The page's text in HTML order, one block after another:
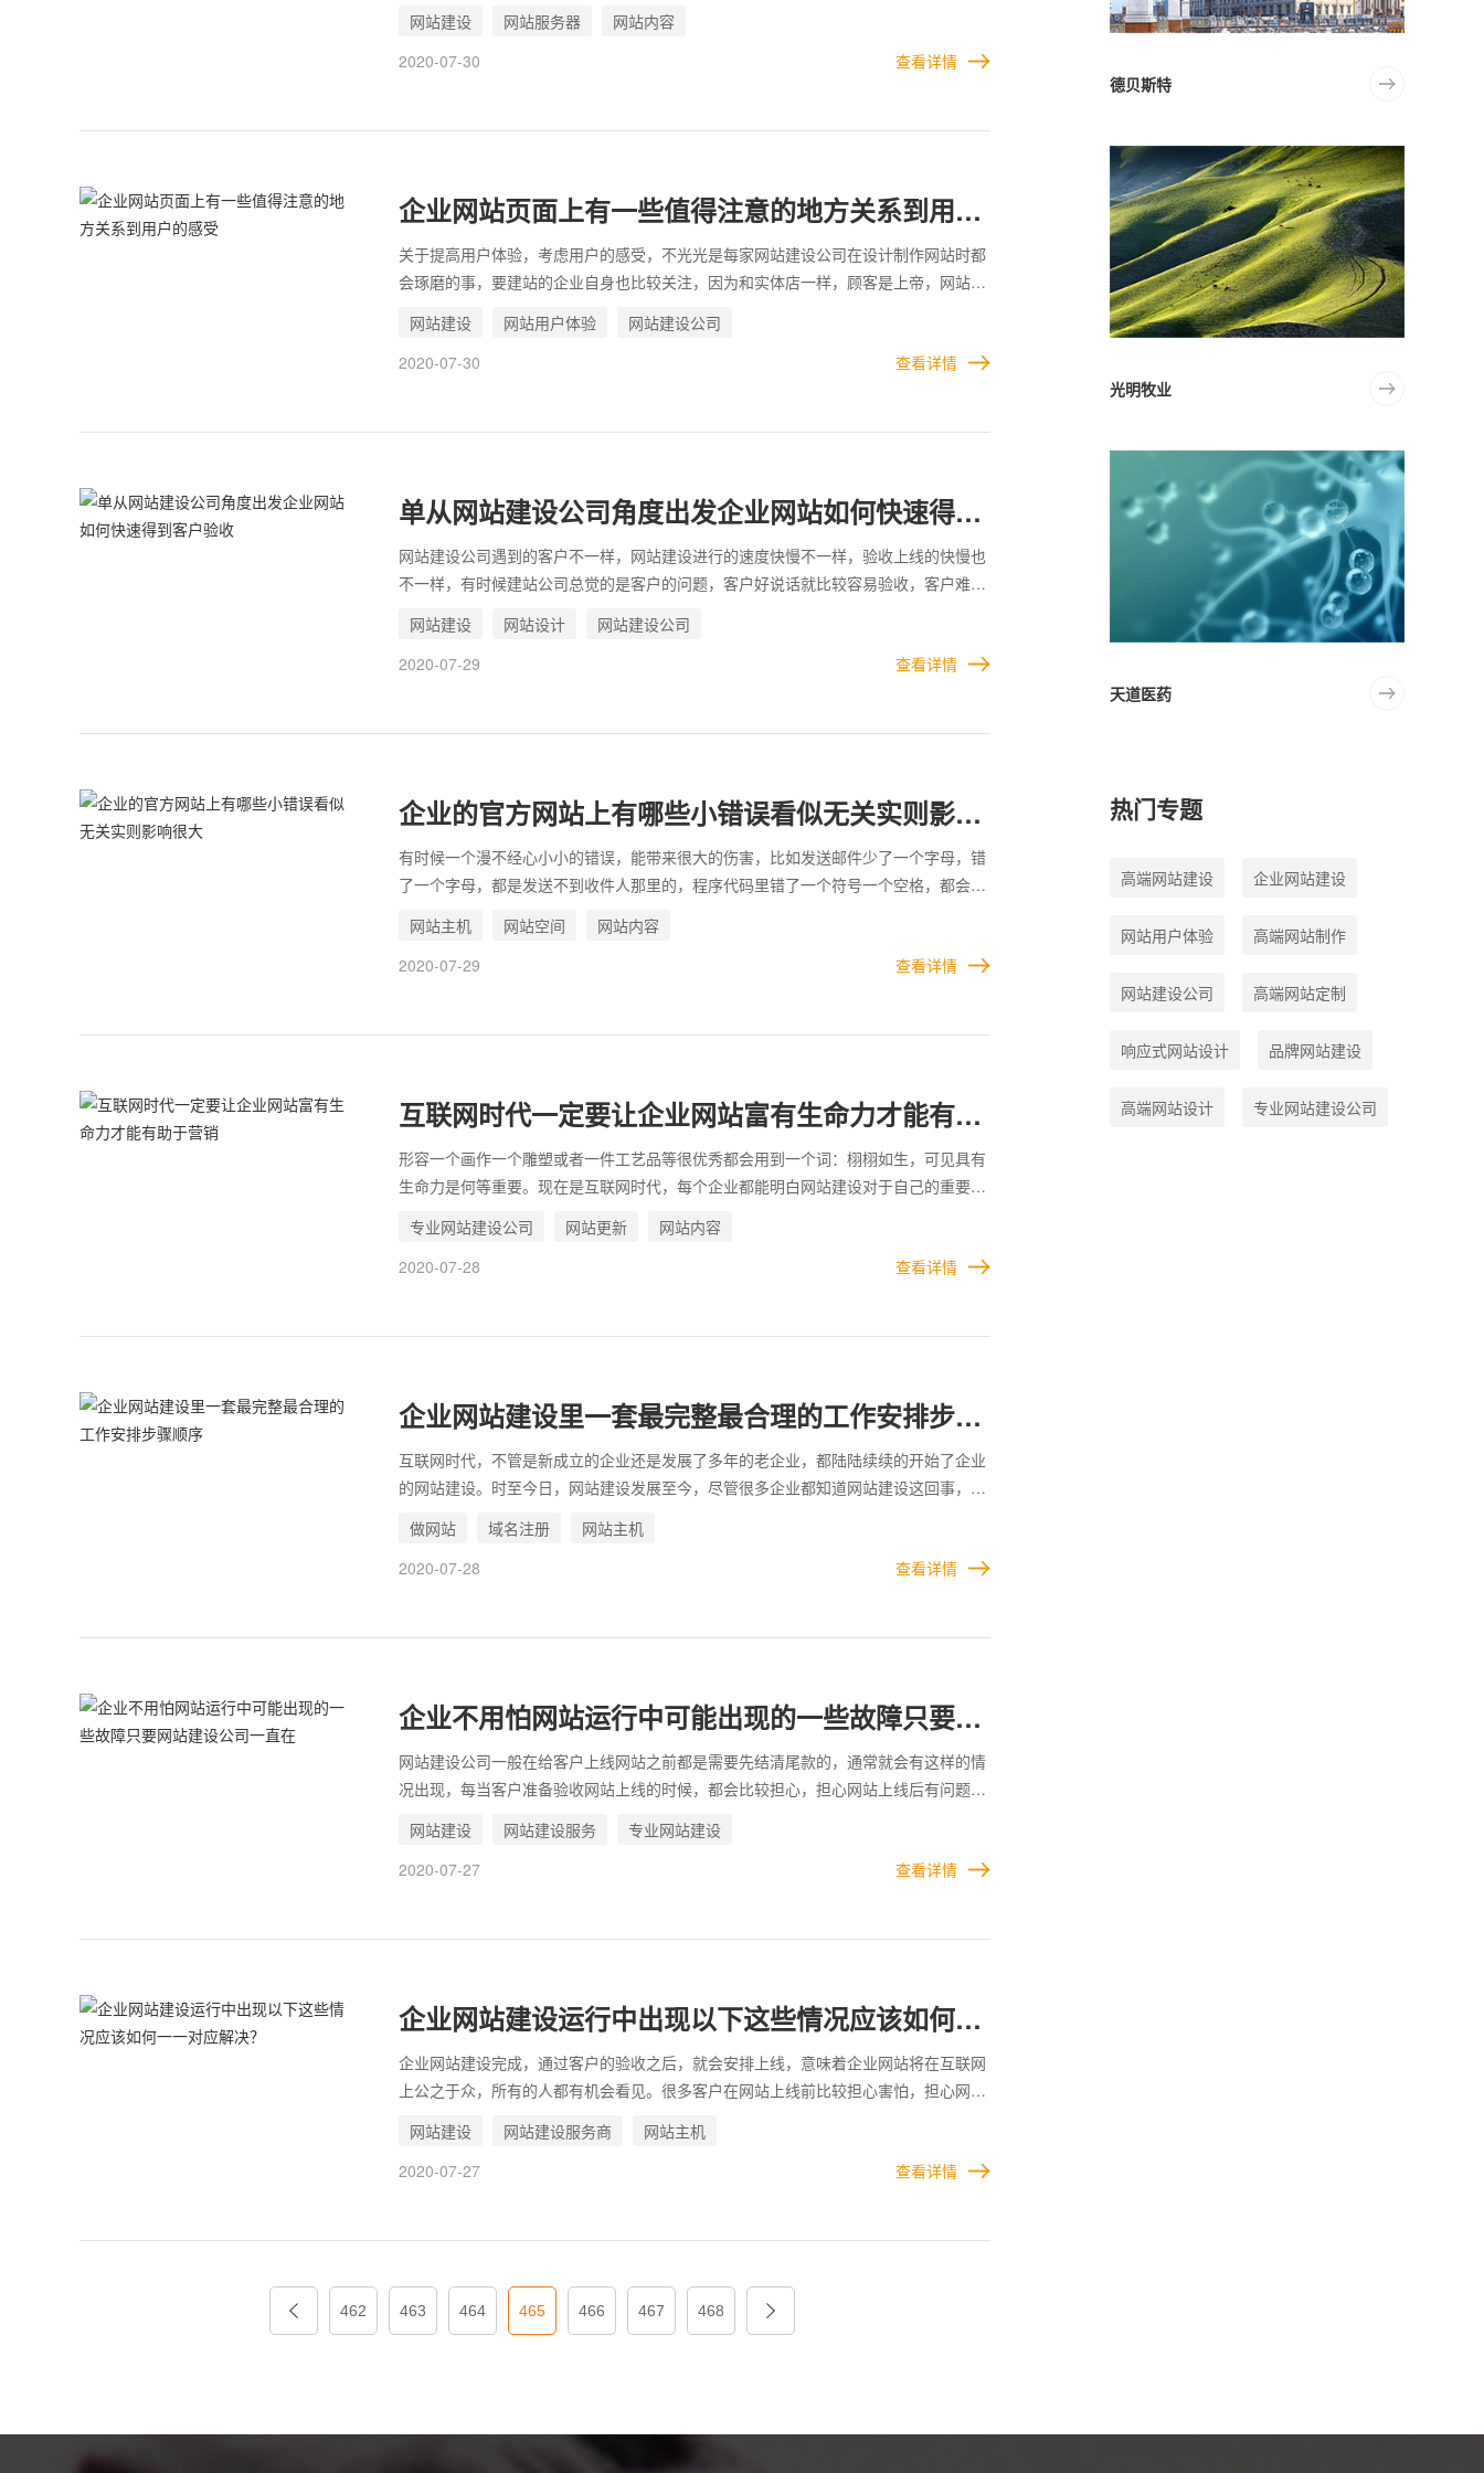
服务
优势
案例
合作
是不一样的。很明显，新网站看起来比较高级，所以越来越多的企业网站建设需要涉及
到网站视频添加的这个问题，可能一个两个视频好解决，直接可以通过服务器上传，那
网站建设 网站服务器
网站内容
2020-07-30
查看详情
企业网站页面上有一些值得注意的地方关系到用户
的感受
关于提高用户体验，考虑用户的感受，不光光是每家网站建设公司在设计制作网站时都
会琢磨的事，要建站的企业自身也比较关注，因为和实体店一样，顾客是上帝，网站的
尽管如此，大家都知道用户体验这回事，但是有的网站建设做好以后，仔细去看看，还
是有很多的不足，有可能是考虑不周，有可能是避重就轻，总之还不是很全面，企业网
网站建设 网站用户体验
网站建设公司
2020-07-30
查看详情
单从网站建设公司角度出发企业网站如何快速得到
客户验收
网站建设公司遇到的客户不一样，网站建设进行的速度快慢不一样，验收上线的快慢也
不一样，有时候建站公司总觉的是客户的问题，客户好说话就比较容易验收，客户难缠
信任建站公司的，后面突然变的难缠，原因是什么？是客户难缠还是建站公司做的不
够？让客户觉得没有安全感？我们从事网站建设行业十几年，遇到过各种各样的客户，
网站建设 网站设计
网站建设公司
2020-07-29
查看详情
企业的官方网站上有哪些小错误看似无关实则影响
很大
有时候一个漫不经心小小的错误，能带来很大的伤害，比如发送邮件少了一个字母，错
了一个字母，都是发送不到收件人那里的，程序代码里错了一个符号一个空格，都会导
所以在做任何事情的时候务必要严谨，我们是一家专业的网站建设公司，有时候在浏览
各个企业的网站的时候，偶尔就会发生一些明显的错误，而企业自己可能忽视了，但是
网站主机 网站空间
网站内容
2020-07-29
查看详情
互联网时代一定要让企业网站富有生命力才能有助
于营销
形容一个画作一个雕塑或者一件工艺品等很优秀都会用到一个词：栩栩如生，可见具有
生命力是何等重要。现在是互联网时代，每个企业都能明白网站建设对于自己的重要
业网站说的不好听，像一个静止的物品，或许只是一个摆设，并没有很大的存在意义，
而出现这样差异的原因，和企业本身有着密切的关系，这关系到企业对网站建设的重视
专业网站建设公司 网站更新
网站内容
2020-07-28
查看详情
企业网站建设里一套最完整最合理的工作安排步骤
顺序
互联网时代，不管是新成立的企业还是发展了多年的老企业，都陆陆续续的开始了企业
的网站建设。时至今日，网站建设发展至今，尽管很多企业都知道网站建设这回事，大
一个企业网站是由哪些部分组成的，需要提前做些什么准备等等，这次我们可以分析一
下，企业网站建设里一套最完整最合理的工作安排步骤顺序。
做网站 域名注册
网站主机
2020-07-28
查看详情
企业不用怕网站运行中可能出现的一些故障只要网
站建设公司一直在
网站建设公司一般在给客户上线网站之前都是需要先结清尾款的，通常就会有这样的情
况出现，每当客户准备验收网站上线的时候，都会比较担心，担心网站上线后有问题，
各种招数，其实完全是没有必要的，合作过多次的客户，就没有这个顾虑，一切按照合
同上的流程走，验收付款上线，丝毫不会担心网站上线后有问题没人管这回事，因为是
网站建设 网站建设服务
专业网站建设
2020-07-27
查看详情
企业网站建设运行中出现以下这些情况应该如何一
一对应解决？
企业网站建设完成，通过客户的验收之后，就会安排上线，意味着企业网站将在互联网
上公之于众，所有的人都有机会看见。很多客户在网站上线前比较担心害怕，担心网站
实上，只要找的建站公司靠谱，在网站上线之后，只要建站公司一直在，出现任何问
题，都可以像网站建设公司求助，不管是不是需要建站公司处理或者如何，建站公司会
这些情况应该如何一一对应解决？
网站建设 网站建设服务商
网站主机
2020-07-27
查看详情
462 463 464 465 466 467 468
德贝斯特
光明牧业
天道医药
热门专题
高端网站建设 企业网站建设
网站用户体验 高端网站制作
网站建设公司 高端网站定制
响应式网站设计 品牌网站建设
高端网站设计 专业网站建设公司